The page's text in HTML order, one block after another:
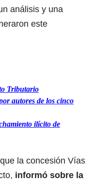
análisis y una
este
Tributario
autores de los cinco
ilícito de
la concesión Vías
informó sobre la